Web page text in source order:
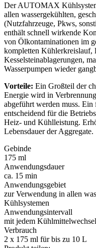
Der AUTOMAX
allen wassergekühlten,
(Nutzfahrzeuge, Pkws,
enthält schnell wirkende
von Ölkontaminationen im
kompletten Kühlerkreislauf,
Kesselsteinablagerungen,
Wasserpumpen wieder
Vorteile: Ein Großteil der
Energie wird in
abgeführt werden muss.
entscheidend für die
Heiz- und Kühlleistung.
Lebensdauer der Aggregate.
Gebinde
175 ml
Anwendungsdauer
ca. 15 min
Anwendungsgebiet
zur Verwendung in allen
Kühlsystemen
Anwendungsintervall
mit jedem Kühlmittelwechsel
Verbrauch
2 x 175 ml für bis zu 10 L